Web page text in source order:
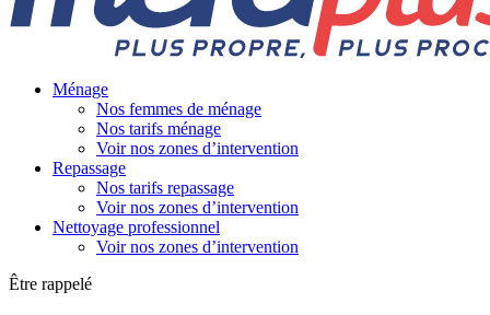
Ménage
Nos femmes de ménage
Nos tarifs ménage
Voir nos zones d’intervention
Repassage
Nos tarifs repassage
Voir nos zones d’intervention
Nettoyage professionnel
Voir nos zones d’intervention
Être rappelé